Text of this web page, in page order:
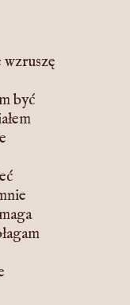
wzruszę
być